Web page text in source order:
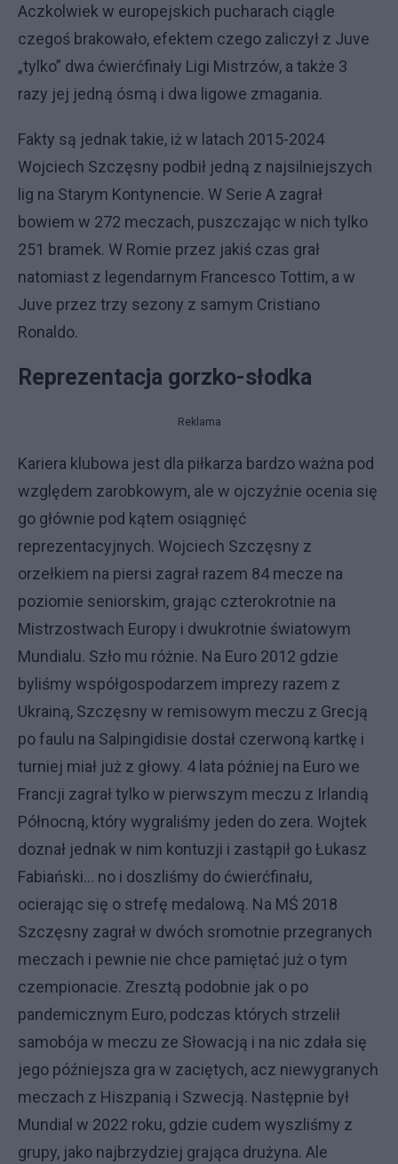
Aczkolwiek w europejskich pucharach ciągle
czegoś brakowało, efektem czego zaliczył z Juve
„tylko” dwa ćwierćfinały Ligi Mistrzów, a także 3
razy jej jedną ósmą i dwa ligowe zmagania.
Fakty są jednak takie, iż w latach 2015-2024
Wojciech Szczęsny podbił jedną z najsilniejszych
lig na Starym Kontynencie. W Serie A zagrał
bowiem w 272 meczach, puszczając w nich tylko
251 bramek. W Romie przez jakiś czas grał
natomiast z legendarnym Francesco Tottim, a w
Juve przez trzy sezony z samym Cristiano
Ronaldo.
Reprezentacja gorzko-słodka
Reklama
Kariera klubowa jest dla piłkarza bardzo ważna pod
względem zarobkowym, ale w ojczyźnie ocenia się
go głównie pod kątem osiągnięć
reprezentacyjnych. Wojciech Szczęsny z
orzełkiem na piersi zagrał razem 84 mecze na
poziomie seniorskim, grając czterokrotnie na
Mistrzostwach Europy i dwukrotnie światowym
Mundialu. Szło mu różnie. Na Euro 2012 gdzie
byliśmy współgospodarzem imprezy razem z
Ukrainą, Szczęsny w remisowym meczu z Grecją
po faulu na Salpingidisie dostał czerwoną kartkę i
turniej miał już z głowy. 4 lata później na Euro we
Francji zagrał tylko w pierwszym meczu z Irlandią
Północną, który wygraliśmy jeden do zera. Wojtek
doznał jednak w nim kontuzji i zastąpił go Łukasz
Fabiański... no i doszliśmy do ćwierćfinału,
ocierając się o strefę medalową. Na MŚ 2018
Szczęsny zagrał w dwóch sromotnie przegranych
meczach i pewnie nie chce pamiętać już o tym
czempionacie. Zresztą podobnie jak o po
pandemicznym Euro, podczas których strzelił
samobója w meczu ze Słowacją i na nic zdała się
jego późniejsza gra w zaciętych, acz niewygranych
meczach z Hiszpanią i Szwecją. Następnie był
Mundial w 2022 roku, gdzie cudem wyszliśmy z
grupy, jako najbrzydziej grająca drużyna. Ale